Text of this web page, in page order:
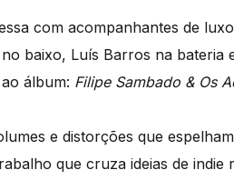
com acompanhantes de
baixo, Luís Barros na bateria
álbum: Filipe Sambado & Os
e distorções que
que cruza ideias de indie